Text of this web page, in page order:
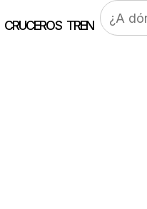
CRUCEROS TREN
Buscar: